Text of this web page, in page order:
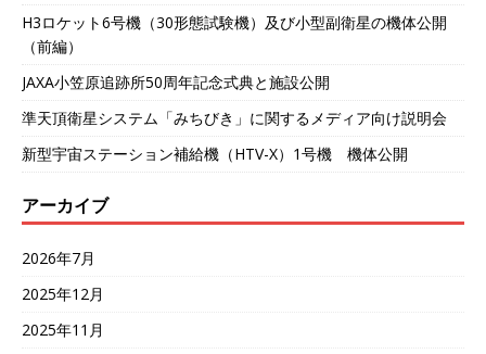
H3ロケット6号機（30形態試験機）及び小型副衛星の機体公開
（前編）
JAXA小笠原追跡所50周年記念式典と施設公開
準天頂衛星システム「みちびき」に関するメディア向け説明会
新型宇宙ステーション補給機（HTV-X）1号機 機体公開
アーカイブ
2026年7月
2025年12月
2025年11月